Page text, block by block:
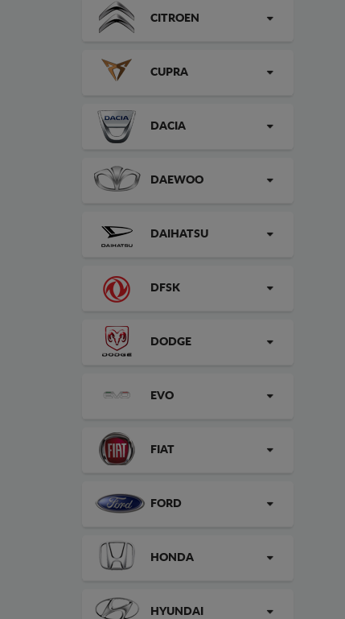
CITROEN
CUPRA
DACIA
DAEWOO
DAIHATSU
DFSK
DODGE
EVO
FIAT
FORD
HONDA
HYUNDAI